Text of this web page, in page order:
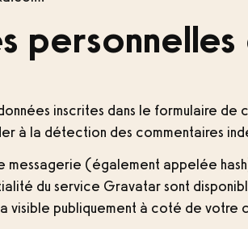
inscrites dans le formulaire de
à la détection des commentaires
messagerie (également appelée
du service Gravatar sont
publiquement à coté de votre